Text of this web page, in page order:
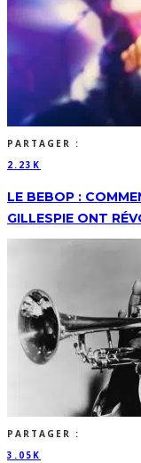
PARTAGER :
2.23K
LE BEBOP :
GILLESPIE ONT
PARTAGER :
3.05K